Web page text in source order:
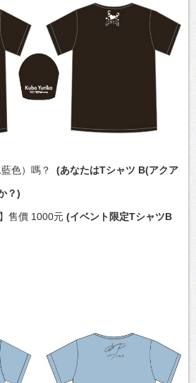
色）嗎？ (あなたはTシャツ B(アクア
？)
售價 1000元 (イベント限定TシャツB